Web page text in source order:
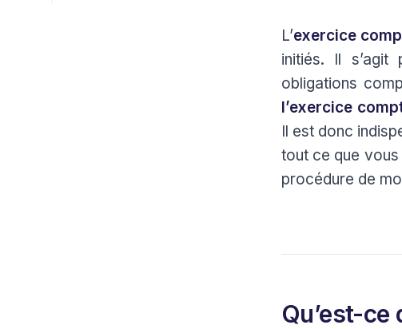
L’exercice
initiés. Il s’agit
obligations
l’exercice
Il est donc
tout ce que vous
procédure de
Qu’est-ce